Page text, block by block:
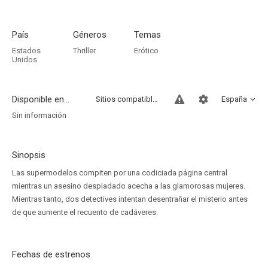
País
Estados
Unidos
Géneros
Thriller
Temas
Erótico
Disponible en... España
Sitios compatibles
Sin información
Sinopsis
Las supermodelos compiten por una codiciada página central
mientras un asesino despiadado acecha a las glamorosas mujeres.
Mientras tanto, dos detectives intentan desentrañar el misterio antes
de que aumente el recuento de cadáveres.
Fechas de estrenos